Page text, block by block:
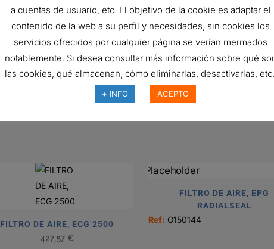
ISO 5011
Round
Safety
FILTRO DE AIRE, ECG 2500
427,57 €
FILTRO DE AIRE, EPG
RADIALSEAL
Ref: G150144
a cuentas de usuario, etc. El objetivo de la cookie es adaptar el
contenido de la web a su perfil y necesidades, sin cookies los
servicios ofrecidos por cualquier página se verían mermados
notablemente. Si desea consultar más información sobre qué
las cookies, qué almacenan, cómo eliminarlas, desactivarlas,
+ INFO ACEPTO